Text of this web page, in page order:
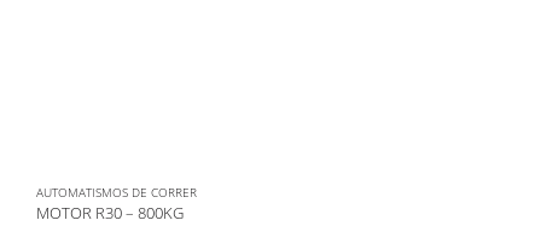
AUTOMATISMOS DE CORRER
MOTOR R30 – 800KG